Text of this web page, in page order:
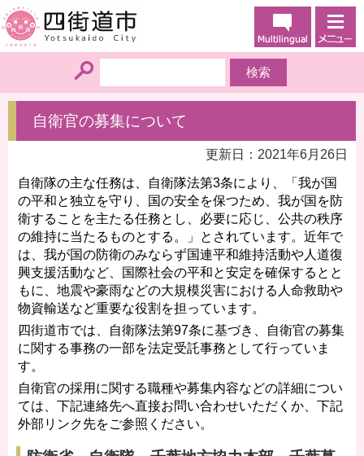
自衛官の募集について
更新日：2021年6月26日
自衛隊の主な任務は、自衛隊法第3条により、「我が国
の平和と独立を守り、国の安全を保つため、我が国を防
衛することを主たる任務とし、必要に応じ、公共の秩序
の維持に当たるものとする。」とされています。近年で
は、我が国の防衛のみならず国連平和維持活動や人道復
興支援活動など、国際社会の平和と安定を確保するとと
もに、地震や豪雨などの大規模災害における人命救助や
物資輸送など重要な役割を担っています。
四街道市では、自衛隊法第97条に基づき、自衛官の募集
に関する事務の一部を法定受託事務として行っていま
す。
自衛官の採用に関する職種や募集内容などの詳細につい
ては、下記連絡先へ直接お問い合わせいただくか、下記
外部リンク先をご参照ください。